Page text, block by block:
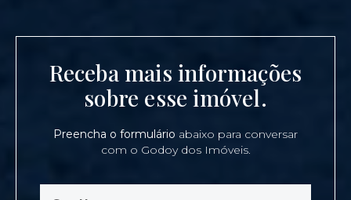
Receba mais informações
sobre esse imóvel.
Preencha o formulário abaixo para conversar
com o Godoy dos Imóveis.